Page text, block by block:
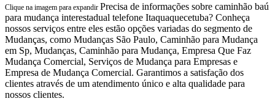
Clique na imagem para expandir Precisa de informações sobre caminhão baú
para mudança interestadual telefone Itaquaquecetuba? Conheça
nossos serviços entre eles estão opções variadas do segmento de
Mudanças, como Mudanças São Paulo, Caminhão para Mudança
em Sp, Mudanças, Caminhão para Mudança, Empresa Que Faz
Mudança Comercial, Serviços de Mudança para Empresas e
Empresa de Mudança Comercial. Garantimos a satisfação dos
clientes através de um atendimento único e alta qualidade para
nossos clientes.